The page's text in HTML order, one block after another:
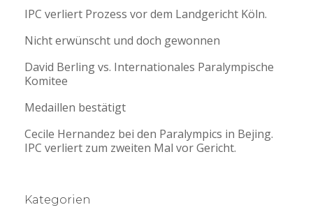
IPC verliert Prozess vor dem Landgericht Köln.
Nicht erwünscht und doch gewonnen
David Berling vs. Internationales Paralympische
Komitee
Medaillen bestätigt
Cecile Hernandez bei den Paralympics in Bejing.
IPC verliert zum zweiten Mal vor Gericht.
Kategorien